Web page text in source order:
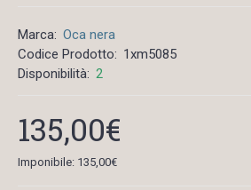
Marca: Oca nera
Codice Prodotto: 1xm5085
Disponibilità: 2
135,00€
Imponibile: 135,00€